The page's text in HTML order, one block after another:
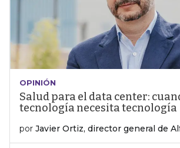
OPINIÓN
Salud para el data center:
tecnología necesita tecnología
por Javier Ortiz, director general de